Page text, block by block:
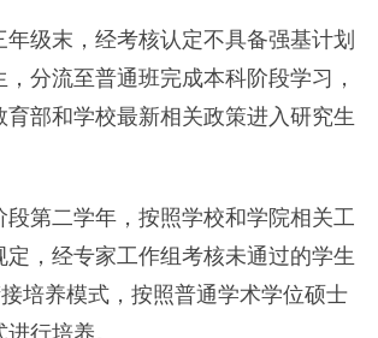
年级末，经考核认定不具备强基计划
分流至普通班完成本科阶段学习，
部和学校最新相关政策进入研究生
段第二学年，按照学校和学院相关工
，经专家工作组考核未通过的学生
培养模式，按照普通学术学位硕士
行培养。